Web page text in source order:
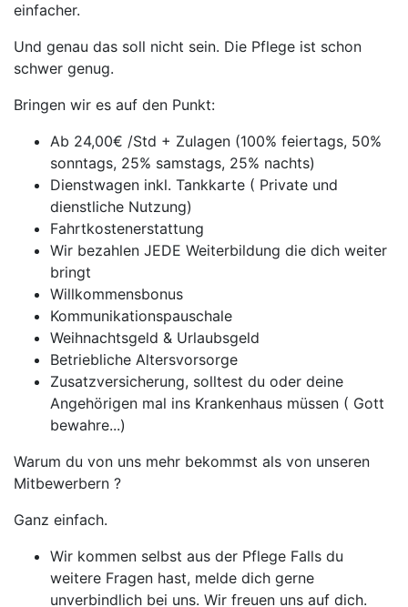
einfacher.
Und genau das soll nicht sein. Die Pflege ist schon
schwer genug.
Bringen wir es auf den Punkt:
Ab 24,00€ /Std + Zulagen (100% feiertags, 50%
sonntags, 25% samstags, 25% nachts)
Dienstwagen inkl. Tankkarte ( Private und
dienstliche Nutzung)
Fahrtkostenerstattung
Wir bezahlen JEDE Weiterbildung die dich weiter
bringt
Willkommensbonus
Kommunikationspauschale
Weihnachtsgeld & Urlaubsgeld
Betriebliche Altersvorsorge
Zusatzversicherung, solltest du oder deine
Angehörigen mal ins Krankenhaus müssen ( Gott
bewahre...)
Warum du von uns mehr bekommst als von unseren
Mitbewerbern ?
Ganz einfach.
Wir kommen selbst aus der Pflege Falls du
weitere Fragen hast, melde dich gerne
unverbindlich bei uns. Wir freuen uns auf dich.